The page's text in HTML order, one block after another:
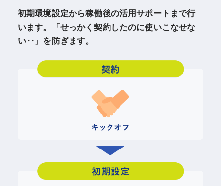
初期環境設定から稼働後の活用サポートまで行
います。「せっかく契約したのに使いこなせな
い‥」を防ぎます。